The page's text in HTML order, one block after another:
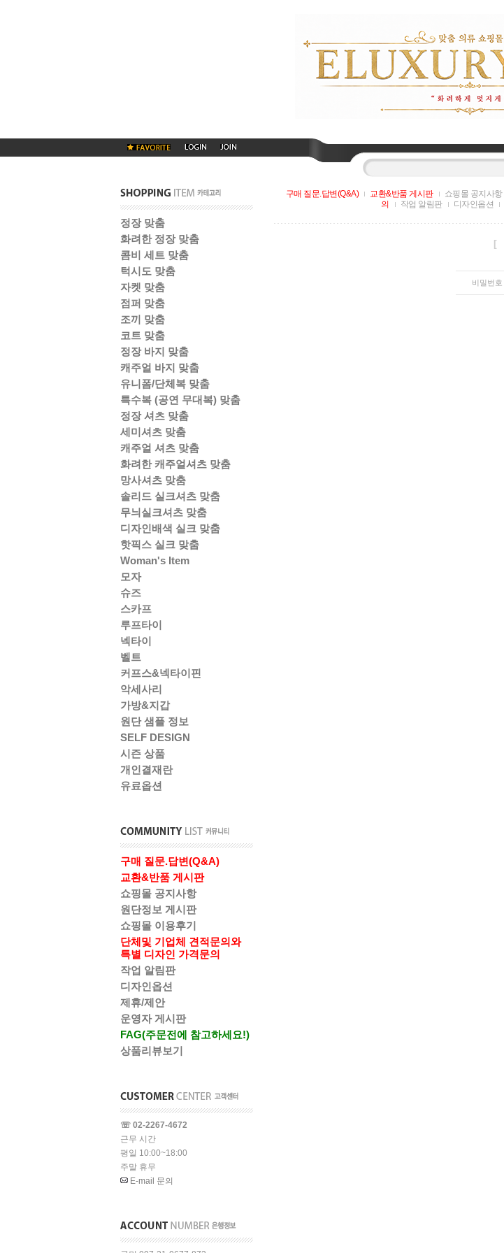
정장 맞춤
화려한 정장 맞춤
콤비 세트 맞춤
턱시도 맞춤
자켓 맞춤
점퍼 맞춤
조끼 맞춤
코트 맞춤
정장 바지 맞춤
캐주얼 바지 맞춤
유니폼/단체복 맞춤
특수복 (공연 무대복) 맞춤
정장 셔츠 맞춤
세미셔츠 맞춤
캐주얼 셔츠 맞춤
화려한 캐주얼셔츠 맞춤
망사셔츠 맞춤
솔리드 실크셔츠 맞춤
무늬실크셔츠 맞춤
디자인배색 실크 맞춤
핫픽스 실크 맞춤
Woman's Item
모자
슈즈
스카프
루프타이
넥타이
벨트
커프스&넥타이핀
악세사리
가방&지갑
원단 샘플 정보
SELF DESIGN
시즌 상품
개인결재란
유료옵션
구매 질문.답변(Q&A)
교환&반품 게시판
쇼핑몰 공지사항
원단정보 게시판
쇼핑몰 이용후기
단체및 기업체 견적문의와
특별 디자인 가격문의
작업 알림판
디자인옵션
제휴/제안
운영자 게시판
FAG(주문전에 참고하세요!)
상품리뷰보기
☏ 02-2267-4672
근무 시간
평일 10:00~18:00
주말 휴무
E-mail 문의
구매 질문.답변(Q&A) 교환&반품 게시판 쇼핑몰 공지사항
의
작업 알림판 디자인옵션
[
비밀번호